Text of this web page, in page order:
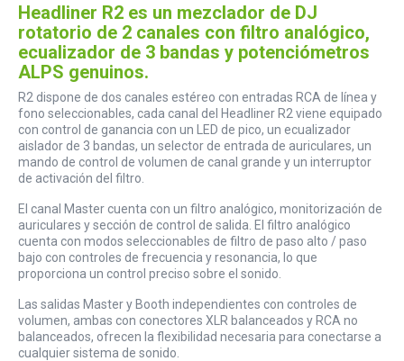
Headliner R2 es un mezclador de DJ
rotatorio de 2 canales con filtro analógico,
ecualizador de 3 bandas y potenciómetros
ALPS genuinos.
R2 dispone de dos canales estéreo con entradas RCA de línea y
fono seleccionables, cada canal del Headliner R2 viene equipado
con control de ganancia con un LED de pico, un ecualizador
aislador de 3 bandas, un selector de entrada de auriculares, un
mando de control de volumen de canal grande y un interruptor
de activación del filtro.
El canal Master cuenta con un filtro analógico, monitorización de
auriculares y sección de control de salida. El filtro analógico
cuenta con modos seleccionables de filtro de paso alto / paso
bajo con controles de frecuencia y resonancia, lo que
proporciona un control preciso sobre el sonido.
Las salidas Master y Booth independientes con controles de
volumen, ambas con conectores XLR balanceados y RCA no
balanceados, ofrecen la flexibilidad necesaria para conectarse a
cualquier sistema de sonido.